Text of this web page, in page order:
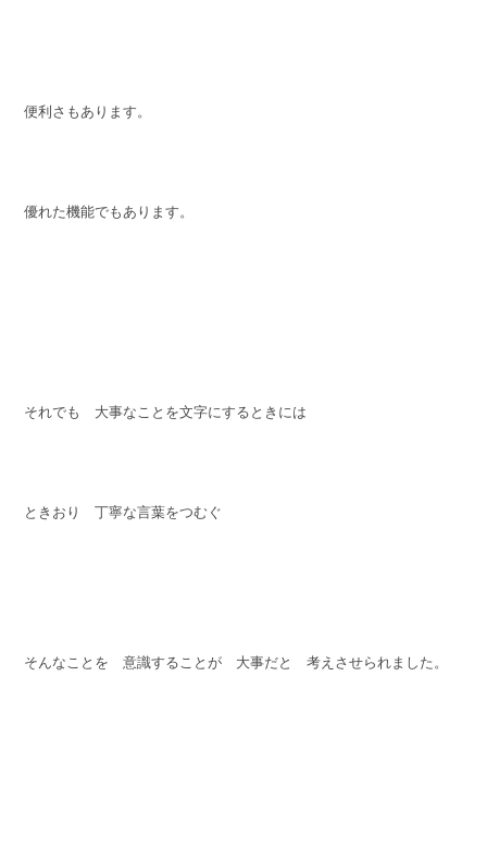
便利さもあります。
優れた機能でもあります。
それでも 大事なことを文字にするときには
ときおり 丁寧な言葉をつむぐ
そんなことを 意識することが 大事だと 考えさせられました。